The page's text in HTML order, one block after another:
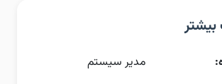
بیشتر
مدیر سیستم